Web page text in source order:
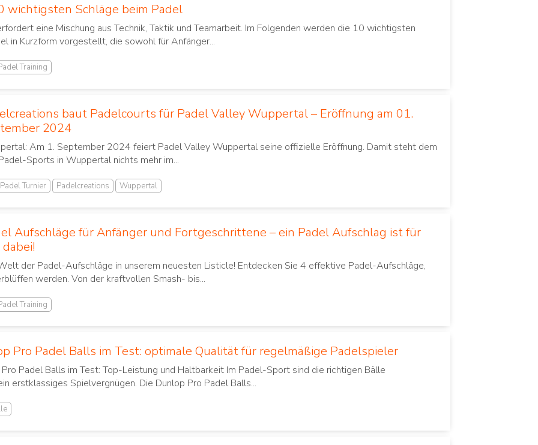
wichtigsten Schläge beim Padel
eine Mischung aus Technik, Taktik und Teamarbeit. Im Folgenden werden die 10 wichtigsten
in Kurzform vorgestellt, die sowohl für Anfänger...
Training
baut Padelcourts für Padel Valley Wuppertal – Eröffnung am 01.
2024
Am 1. September 2024 feiert Padel Valley Wuppertal seine offizielle Eröffnung. Damit steht dem
Sports in Wuppertal nichts mehr im...
Padel Turnier Padelcreations Wuppertal
Aufschläge für Anfänger und Fortgeschrittene – ein Padel Aufschlag ist für
der Padel-Aufschläge in unserem neuesten Listicle! Entdecken Sie 4 effektive Padel-Aufschläge,
werden. Von der kraftvollen Smash- bis...
Training
Pro Padel Balls im Test: optimale Qualität für regelmäßige Padelspieler
Padel Balls im Test: Top-Leistung und Haltbarkeit Im Padel-Sport sind die richtigen Bälle
erstklassiges Spielvergnügen. Die Dunlop Pro Padel Balls...